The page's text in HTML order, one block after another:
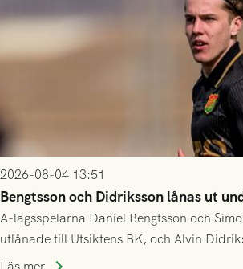
2026-08-04 13:51
Bengtsson och Didriksson lånas ut
A-lagsspelarna Daniel Bengtsson och
utlånade till Utsiktens BK, och Alvin
speltid i Hestrafors genom